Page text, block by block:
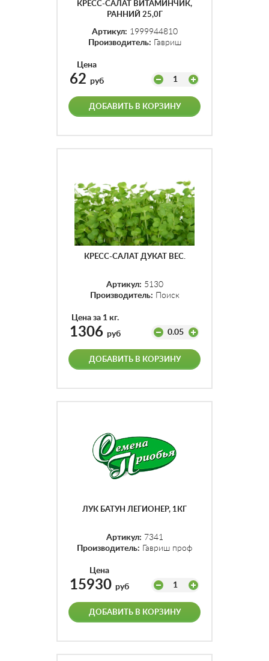
КРЕСС-САЛАТ ВИТАМИНЧИК,
РАННИЙ 25,0Г
Артикул: 1999944810
Производитель: Гавриш
Цена
62 руб 1
ДОБАВИТЬ В КОРЗИНУ
КРЕСС-САЛАТ ДУКАТ ВЕС.
Артикул: 5130
Производитель: Поиск
Цена за 1 кг.
1306 руб 0.05
ДОБАВИТЬ В КОРЗИНУ
ЛУК БАТУН ЛЕГИОНЕР, 1КГ
Артикул: 7341
Производитель: Гавриш проф
Цена
15930 руб 1
ДОБАВИТЬ В КОРЗИНУ